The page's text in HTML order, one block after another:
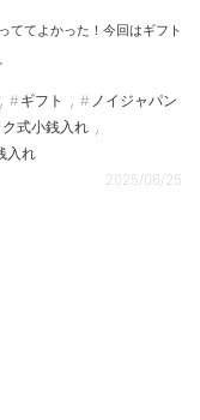
ててよかった！今回はギフト
, ギフト , ノイジャパン
式小銭入れ ,
入れ
2025/06/25